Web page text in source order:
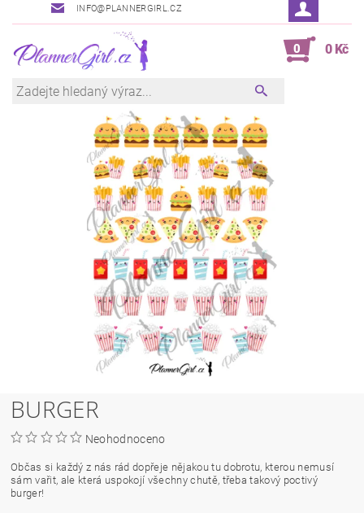
INFO@PLANNERGIRL.CZ
0 0 Kč
BURGER
Neohodnoceno
Občas si každý z nás rád dopřeje nějakou tu dobrotu, kterou nemusí
sám vařit, ale která uspokojí všechny chutě, třeba takový poctivý
burger!